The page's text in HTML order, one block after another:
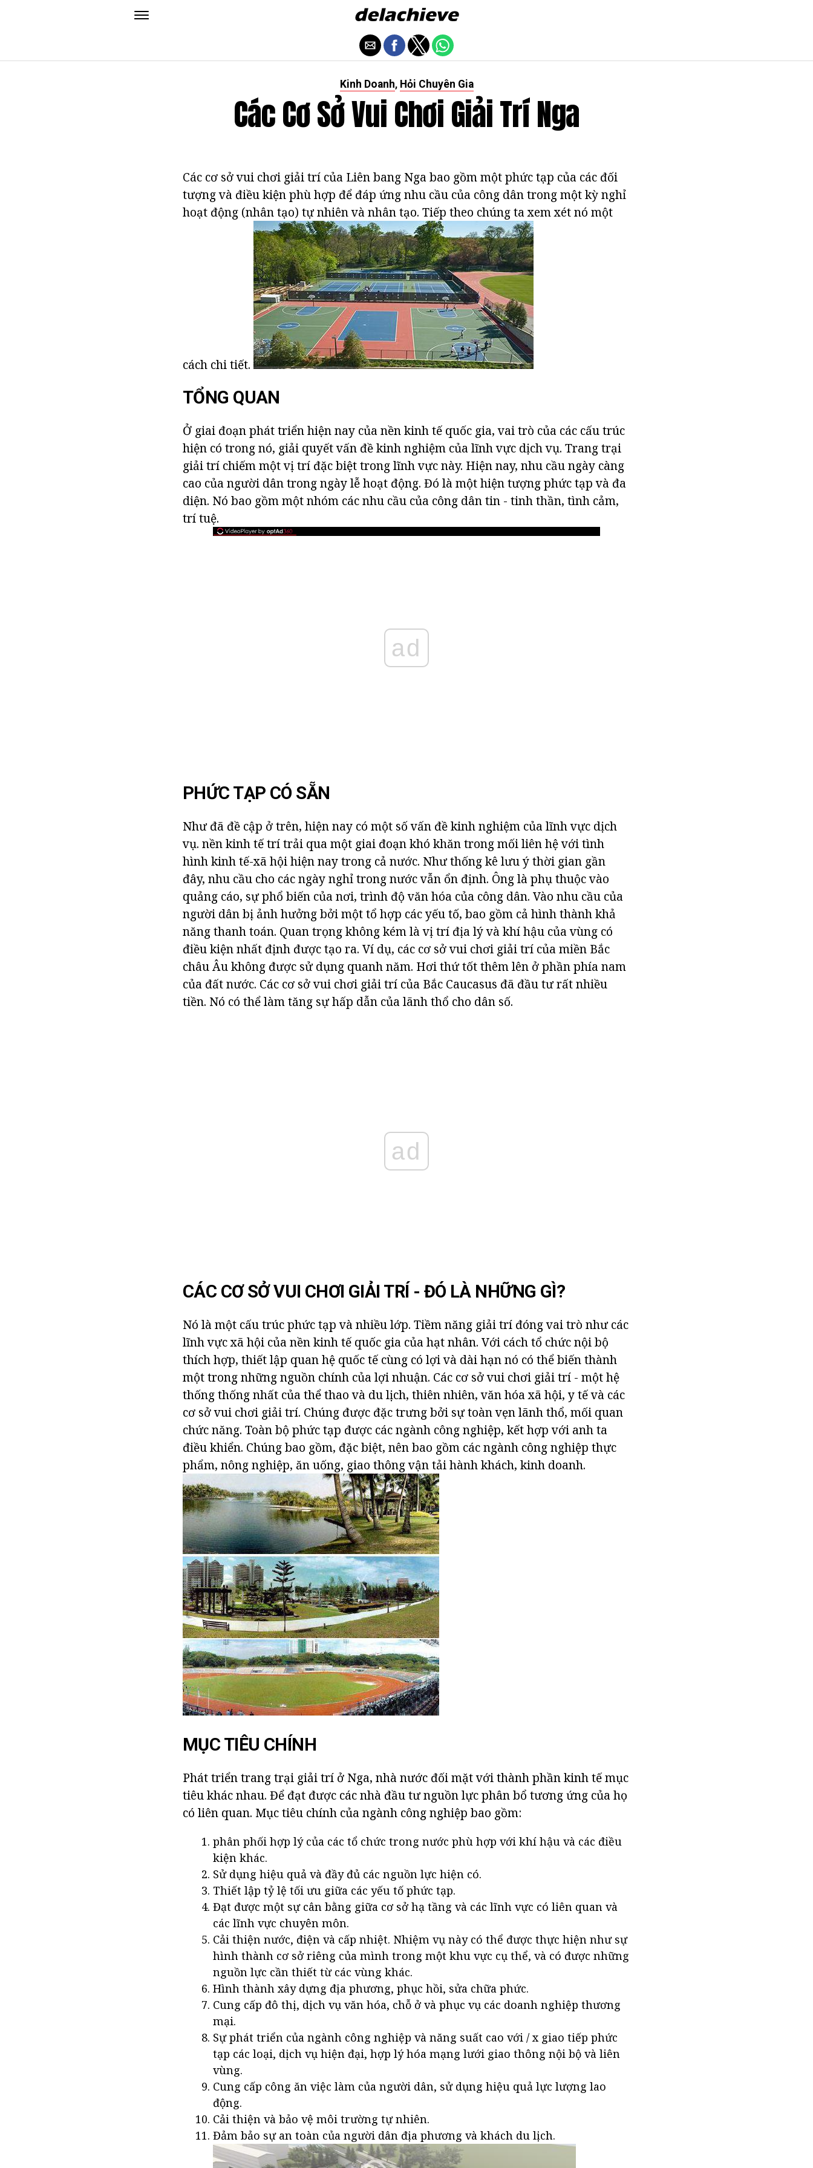
Kinh Doanh, Hỏi Chuyên Gia
Các Cơ Sở Vui Chơi Giải Trí Nga
Các cơ sở vui chơi giải trí của Liên bang Nga bao gồm một phức tạp của các đối
tượng và điều kiện phù hợp để đáp ứng nhu cầu của công dân trong một kỳ nghỉ
hoạt động (nhân tạo) tự nhiên và nhân tạo. Tiếp theo chúng ta xem xét nó một
cách chi tiết.
TỔNG QUAN
Ở giai đoạn phát triển hiện nay của nền kinh tế quốc gia, vai trò của các cấu trúc
hiện có trong nó, giải quyết vấn đề kinh nghiệm của lĩnh vực dịch vụ. Trang trại
giải trí chiếm một vị trí đặc biệt trong lĩnh vực này. Hiện nay, nhu cầu ngày càng
cao của người dân trong ngày lễ hoạt động. Đó là một hiện tượng phức tạp và đa
diện. Nó bao gồm một nhóm các nhu cầu của công dân tin - tinh thần, tình cảm,
trí tuệ.
ad
PHỨC TẠP CÓ SẴN
Như đã đề cập ở trên, hiện nay có một số vấn đề kinh nghiệm của lĩnh vực dịch
vụ. nền kinh tế trí trải qua một giai đoạn khó khăn trong mối liên hệ với tình
hình kinh tế-xã hội hiện nay trong cả nước. Như thống kê lưu ý thời gian gần
đây, nhu cầu cho các ngày nghỉ trong nước vẫn ổn định. Ông là phụ thuộc vào
quảng cáo, sự phổ biến của nơi, trình độ văn hóa của công dân. Vào nhu cầu của
người dân bị ảnh hưởng bởi một tổ hợp các yếu tố, bao gồm cả hình thành khả
năng thanh toán. Quan trọng không kém là vị trí địa lý và khí hậu của vùng có
điều kiện nhất định được tạo ra. Ví dụ, các cơ sở vui chơi giải trí của miền Bắc
châu Âu không được sử dụng quanh năm. Hơi thứ tốt thêm lên ở phần phía nam
của đất nước. Các cơ sở vui chơi giải trí của Bắc Caucasus đã đầu tư rất nhiều
tiền. Nó có thể làm tăng sự hấp dẫn của lãnh thổ cho dân số.
ad
CÁC CƠ SỞ VUI CHƠI GIẢI TRÍ - ĐÓ LÀ NHỮNG GÌ?
Nó là một cấu trúc phức tạp và nhiều lớp. Tiềm năng giải trí đóng vai trò như các
lĩnh vực xã hội của nền kinh tế quốc gia của hạt nhân. Với cách tổ chức nội bộ
thích hợp, thiết lập quan hệ quốc tế cùng có lợi và dài hạn nó có thể biến thành
một trong những nguồn chính của lợi nhuận. Các cơ sở vui chơi giải trí - một hệ
thống thống nhất của thể thao và du lịch, thiên nhiên, văn hóa xã hội, y tế và các
cơ sở vui chơi giải trí. Chúng được đặc trưng bởi sự toàn vẹn lãnh thổ, mối quan
chức năng. Toàn bộ phức tạp được các ngành công nghiệp, kết hợp với anh ta
điều khiển. Chúng bao gồm, đặc biệt, nên bao gồm các ngành công nghiệp thực
phẩm, nông nghiệp, ăn uống, giao thông vận tải hành khách, kinh doanh.
MỤC TIÊU CHÍNH
Phát triển trang trại giải trí ở Nga, nhà nước đối mặt với thành phần kinh tế mục
tiêu khác nhau. Để đạt được các nhà đầu tư nguồn lực phân bổ tương ứng của họ
có liên quan. Mục tiêu chính của ngành công nghiệp bao gồm:
phân phối hợp lý của các tổ chức trong nước phù hợp với khí hậu và các điều
kiện khác.
Sử dụng hiệu quả và đầy đủ các nguồn lực hiện có.
Thiết lập tỷ lệ tối ưu giữa các yếu tố phức tạp.
Đạt được một sự cân bằng giữa cơ sở hạ tầng và các lĩnh vực có liên quan và
các lĩnh vực chuyên môn.
Cải thiện nước, điện và cấp nhiệt. Nhiệm vụ này có thể được thực hiện như sự
hình thành cơ sở riêng của mình trong một khu vực cụ thể, và có được những
nguồn lực cần thiết từ các vùng khác.
Hình thành xây dựng địa phương, phục hồi, sửa chữa phức.
Cung cấp đô thị, dịch vụ văn hóa, chỗ ở và phục vụ các doanh nghiệp thương
mại.
Sự phát triển của ngành công nghiệp và năng suất cao với / x giao tiếp phức
tạp các loại, dịch vụ hiện đại, hợp lý hóa mạng lưới giao thông nội bộ và liên
vùng.
Cung cấp công ăn việc làm của người dân, sử dụng hiệu quả lực lượng lao
động.
Cải thiện và bảo vệ môi trường tự nhiên.
Đảm bảo sự an toàn của người dân địa phương và khách du lịch.